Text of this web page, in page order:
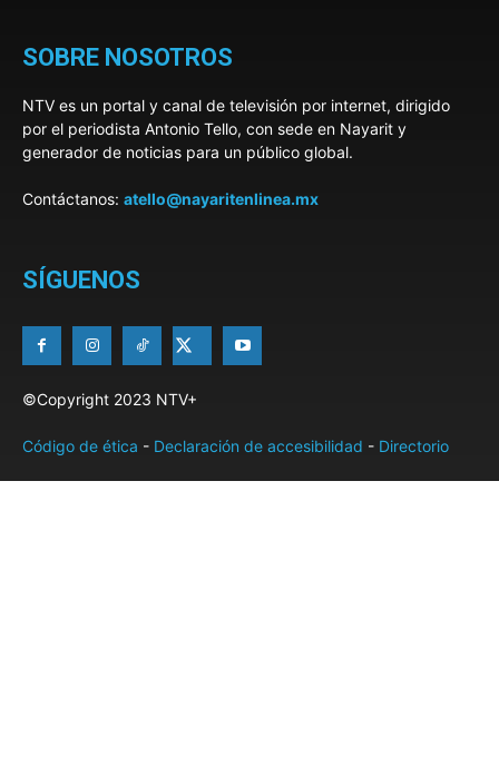
SOBRE NOSOTROS
NTV es un portal y canal de televisión por internet, dirigido
por el periodista Antonio Tello, con sede en Nayarit y
generador de noticias para un público global.
Contáctanos: atello@nayaritenlinea.mx
SÍGUENOS
©Copyright 2023 NTV+
Código de ética - Declaración de accesibilidad - Directorio